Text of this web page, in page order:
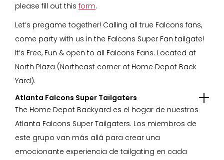
please fill out this form.
Let’s pregame together! Calling all true Falcons fans,
come party with us in the Falcons Super Fan tailgate!
It’s Free, Fun & open to all Falcons Fans. Located at
North Plaza (Northeast corner of Home Depot Back
Yard).
Atlanta Falcons Super Tailgaters
The Home Depot Backyard es el hogar de nuestros
Atlanta Falcons Super Tailgaters. Los miembros de
este grupo van más allá para crear una
emocionante experiencia de tailgating en cada